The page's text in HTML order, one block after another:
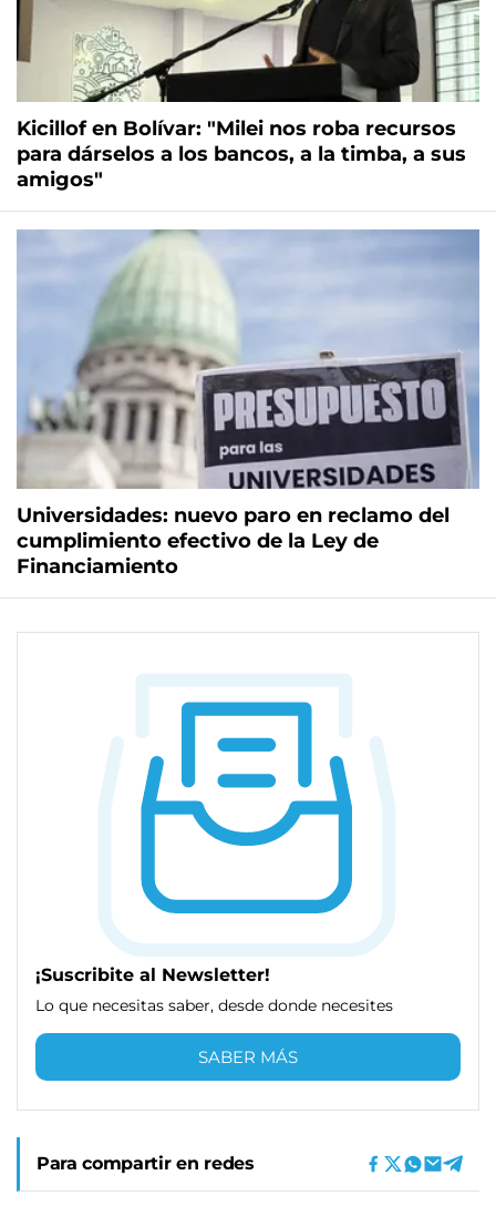
Kicillof en Bolívar: "Milei nos roba recursos
para dárselos a los bancos, a la timba, a sus
amigos"
Universidades: nuevo paro en reclamo del
cumplimiento efectivo de la Ley de
Financiamiento
¡Suscribite al Newsletter!
Lo que necesitas saber, desde donde necesites
SABER MÁS
Para compartir en redes